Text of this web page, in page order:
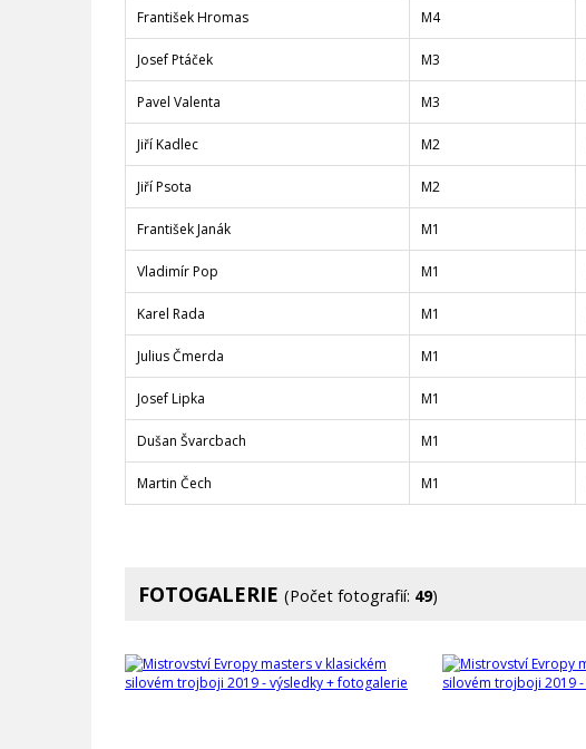
František Hromas M4
Josef Ptáček M3
Pavel Valenta M3
Jiří Kadlec M2
Jiří Psota M2
František Janák M1
Vladimír Pop M1
Karel Rada M1
Julius Čmerda M1
Josef Lipka M1
Dušan Švarcbach M1
Martin Čech M1
FOTOGALERIE (Počet fotografií: 49)